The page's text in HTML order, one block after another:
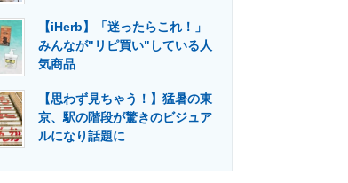
【iHerb】「迷ったらこれ！」
みんなが"リピ買い"している人
気商品
【思わず見ちゃう！】猛暑の東
京、駅の階段が驚きのビジュア
ルになり話題に